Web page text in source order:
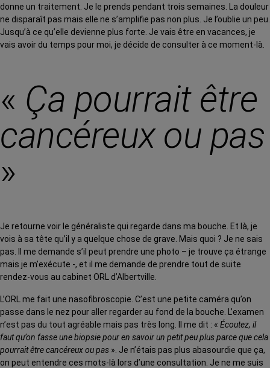
donne un traitement. Je le prends pendant trois semaines. La douleur
ne disparaît pas mais elle ne s’amplifie pas non plus. Je l’oublie un peu.
Jusqu’à ce qu’elle devienne plus forte. Je vais être en vacances, je
vais avoir du temps pour moi, je décide de consulter à ce moment-là.
« Ça pourrait être
cancéreux ou pas
»
Je retourne voir le généraliste qui regarde dans ma bouche. Et là, je
vois à sa tête qu’il y a quelque chose de grave. Mais quoi ? Je ne sais
pas. Il me demande s’il peut prendre une photo – je trouve ça étrange
mais je m’exécute -, et il me demande de prendre tout de suite
rendez-vous au cabinet ORL d’Albertville.
L’ORL me fait une nasofibroscopie. C’est une petite caméra qu’on
passe dans le nez pour aller regarder au fond de la bouche. L’examen
n’est pas du tout agréable mais pas très long. Il me dit : « Écoutez, il
faut qu’on fasse une biopsie pour en savoir un petit peu plus parce que cela
pourrait être cancéreux ou pas ». Je n’étais pas plus abasourdie que ça,
on peut entendre ces mots-là lors d’une consultation. Je ne me suis